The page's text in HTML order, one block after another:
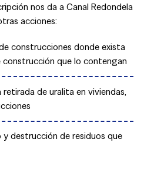
nos da a Canal Redondela
acciones:
construcciones donde exista
que lo contengan
de uralita en viviendas,
destrucción de residuos que